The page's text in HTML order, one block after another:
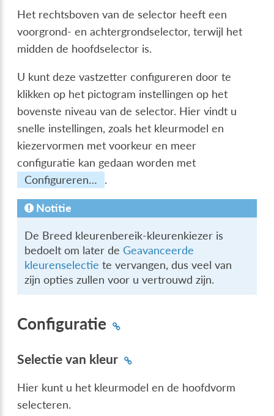
Het rechtsboven van de selector heeft een
voorgrond- en achtergrondselector, terwijl het
midden de hoofdselector is.
U kunt deze vastzetter configureren door te
klikken op het pictogram instellingen op het
bovenste niveau van de selector. Hier vindt u
snelle instellingen, zoals het kleurmodel en
kiezervormen met voorkeur en meer
configuratie kan gedaan worden met
Configureren…
.
Notitie
De Breed kleurenbereik-kleurenkiezer is
bedoelt om later deGeavanceerde
kleurenselectie te vervangen, dus veel van
zijn opties zullen voor u vertrouwd zijn.
Configuratie
Selectie van kleur
Hier kunt u het kleurmodel en de hoofdvorm
selecteren.